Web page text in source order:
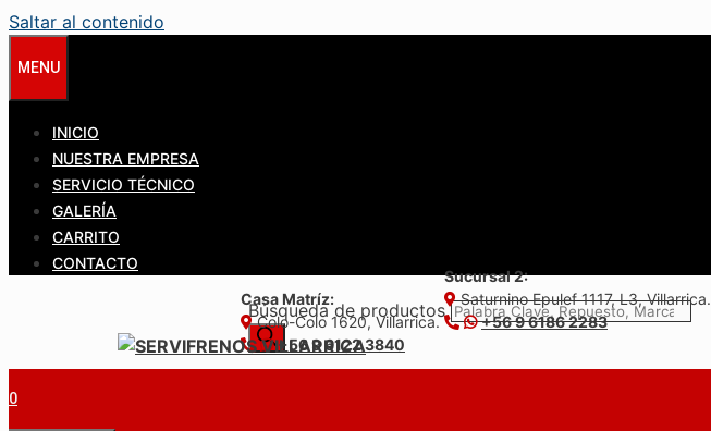
Saltar al contenido
MENU
INICIO
NUESTRA EMPRESA
SERVICIO TÉCNICO
GALERÍA
CARRITO
CONTACTO
Búsqueda de productos
Casa Matríz:
Colo-Colo 1620, Villarrica.
+56 9 6122 3840
Sucursal 2:
Saturnino Epulef 1117, L3, Villarrica.
+56 9 6186 2283
0